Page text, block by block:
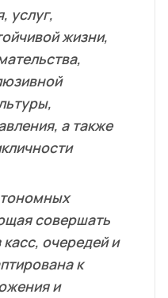
услуг,
жизни,
а также
совершать
очередей и
к
и